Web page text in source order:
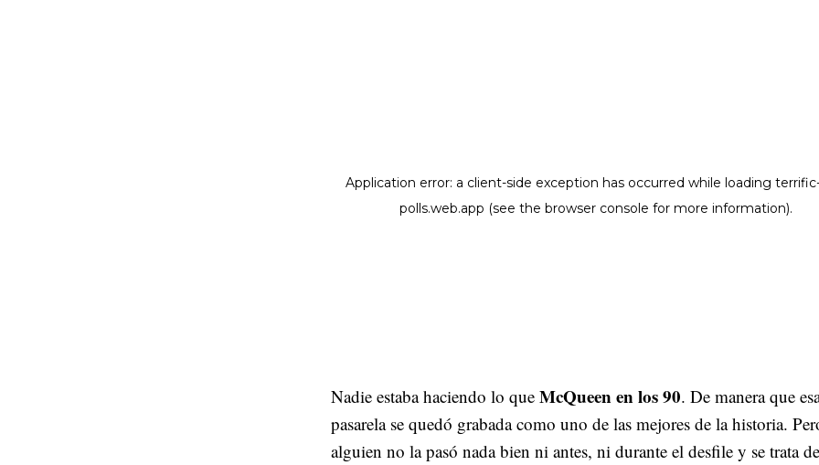
Nadie estaba haciendo lo que McQueen en los 90. De manera que
pasarela se quedó grabada como uno de las mejores de la historia.
alguien no la pasó nada bien ni antes, ni durante el desfile y se trata de